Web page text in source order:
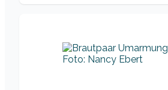
Foto: Nancy Ebert